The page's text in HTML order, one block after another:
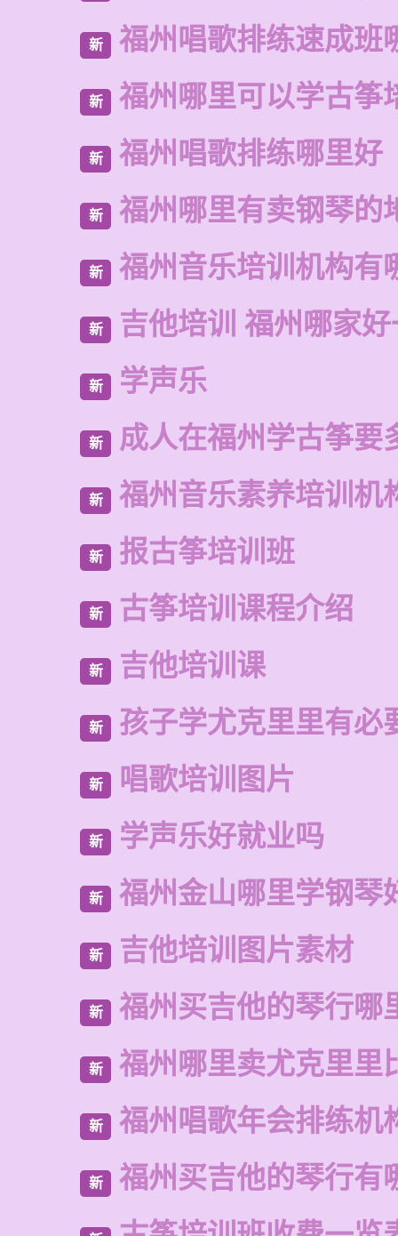
新 福州唱歌排练速成班
新 福州哪里可以学古筝
新 福州唱歌排练哪里好
新 福州哪里有卖钢琴的
新 福州音乐培训机构有
新 吉他培训 福州哪家
新 学声乐
新 成人在福州学古筝要
新 福州音乐素养培训机
新 报古筝培训班
新 古筝培训课程介绍
新 吉他培训课
新 孩子学尤克里里有必
新 唱歌培训图片
新 学声乐好就业吗
新 福州金山哪里学钢琴
新 吉他培训图片素材
新 福州买吉他的琴行哪
新 福州哪里卖尤克里里
新 福州唱歌年会排练机
新 福州买吉他的琴行有